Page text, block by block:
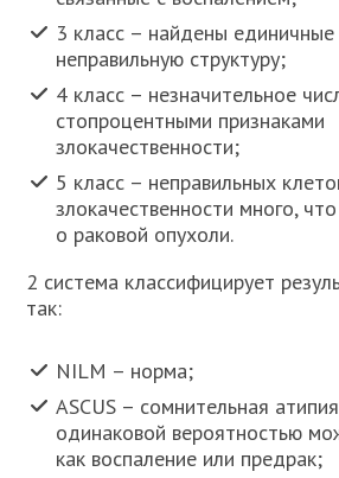
3 класс – найдены
неправильную структуру;
4 класс – незначительное
стопроцентными признаками
злокачественности;
5 класс – неправильных
злокачественности много,
о раковой опухоли.
2 система классифицирует
так:
NILM – норма;
ASCUS – сомнительная
одинаковой вероятностью
как воспаление или предрак;